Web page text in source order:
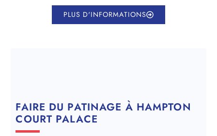
PLUS D'INFORMATIONS
FAIRE DU PATINAGE À HAMPTON
COURT PALACE